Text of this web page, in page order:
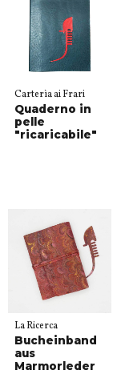
Carterìa ai Frari
Quaderno in
pelle
"ricaricabile"
La Ricerca
Bucheinband
aus
Marmorleder